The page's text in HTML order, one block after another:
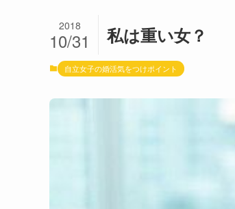
私は重い女？
2018
10/31
自立女子の婚活気をつけポイント